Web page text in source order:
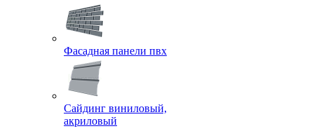
Фасадная панели пвх
Сайдинг виниловый,
акриловый